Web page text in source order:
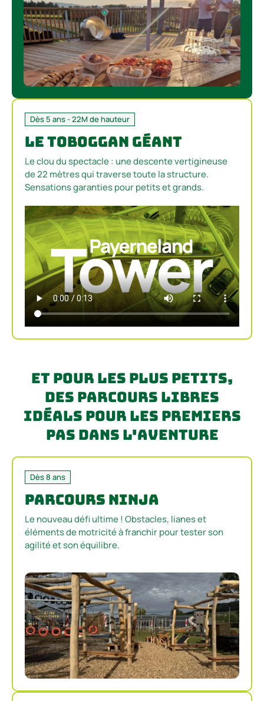
Dès 5 ans - 22M de hauteur
Le Toboggan Géant
Le clou du spectacle : une descente vertigineuse
de 22 mètres qui traverse toute la structure.
Sensations garanties pour petits et grands.
Et pour les plus petits,
des parcours libres
idéals pour les premiers
pas dans l'aventure
Dès 8 ans
Parcours Ninja
Le nouveau défi ultime ! Obstacles, lianes et
éléments de motricité à franchir pour tester son
agilité et son équilibre.